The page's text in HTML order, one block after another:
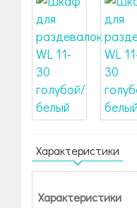
Характеристики
Характеристики